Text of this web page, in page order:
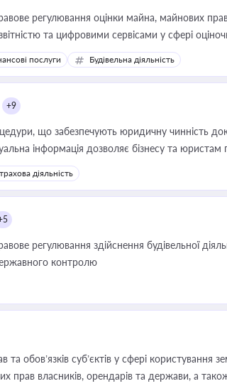
регулювання оцінки майна, майнових прав
та цифровими сервісами у сфері
для власника бізнесу, керівника, юриста або
майна, корпоративних угод і перевірки
послуги Будівельна діяльність
+9
що забезпечують юридичну чинність
інформація дозволяє бізнесу та
їх належне прийняття органами влади та
діяльність
регулювання здійснення будівельної
контролю
та обов’язків суб’єктів у сфері
прав власників, орендарів та держави, а